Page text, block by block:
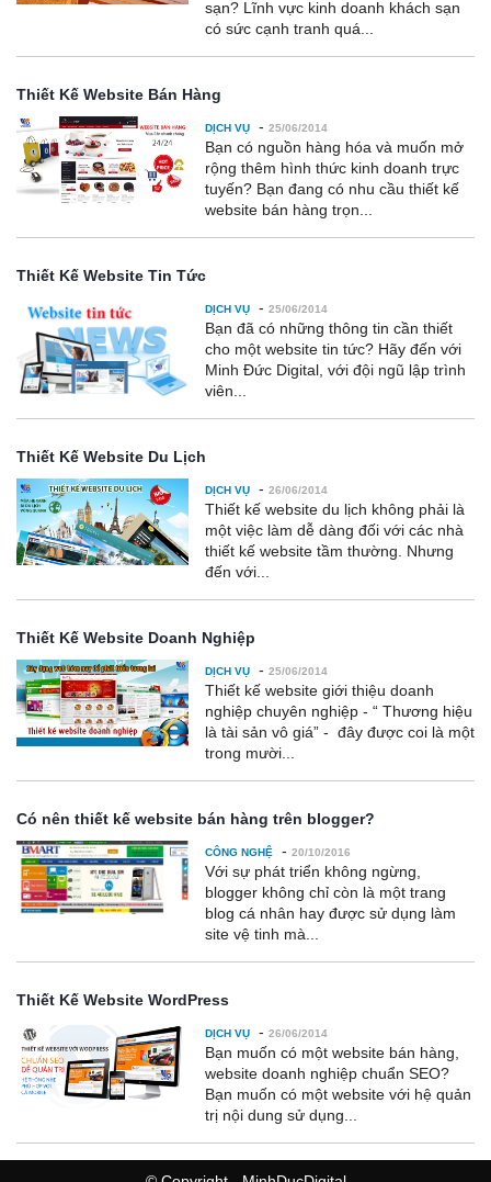
sạn? Lĩnh vực kinh doanh khách sạn
có sức cạnh tranh quá...
Thiết Kế Website Bán Hàng
DỊCH VỤ - 25/06/2014
Bạn có nguồn hàng hóa và muốn mở
rộng thêm hình thức kinh doanh trực
tuyến? Bạn đang có nhu cầu thiết kế
website bán hàng trọn...
Thiết Kế Website Tin Tức
DỊCH VỤ - 25/06/2014
Bạn đã có những thông tin cần thiết
cho một website tin tức? Hãy đến với
Minh Đức Digital, với đội ngũ lập trình
viên...
Thiết Kế Website Du Lịch
DỊCH VỤ - 26/06/2014
Thiết kế website du lịch không phải là
một việc làm dễ dàng đối với các nhà
thiết kế website tầm thường. Nhưng
đến với...
Thiết Kế Website Doanh Nghiệp
DỊCH VỤ - 25/06/2014
Thiết kế website giới thiệu doanh
nghiệp chuyên nghiệp - “ Thương hiệu
là tài sản vô giá” - đây được coi là một
trong mười...
Có nên thiết kế website bán hàng trên blogger?
CÔNG NGHỆ - 20/10/2016
Với sự phát triển không ngừng,
blogger không chỉ còn là một trang
blog cá nhân hay được sử dụng làm
site vệ tinh mà...
Thiết Kế Website WordPress
DỊCH VỤ - 26/06/2014
Bạn muốn có một website bán hàng,
website doanh nghiệp chuẩn SEO?
Bạn muốn có một website với hệ quản
trị nội dung sử dụng...